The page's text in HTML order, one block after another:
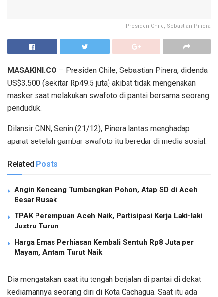
Presiden Chile, Sebastian Pinera
MASAKINI.CO – Presiden Chile, Sebastian Pinera, didenda
US$3.500 (sekitar Rp49.5 juta) akibat tidak mengenakan
masker saat melakukan swafoto di pantai bersama seorang
penduduk.
Dilansir CNN, Senin (21/12), Pinera lantas menghadap
aparat setelah gambar swafoto itu beredar di media sosial.
Related Posts
Angin Kencang Tumbangkan Pohon, Atap SD di Aceh
Besar Rusak
TPAK Perempuan Aceh Naik, Partisipasi Kerja Laki-laki
Justru Turun
Harga Emas Perhiasan Kembali Sentuh Rp8 Juta per
Mayam, Antam Turut Naik
Dia mengatakan saat itu tengah berjalan di pantai di dekat
kediamannya seorang diri di Kota Cachagua. Saat itu ada